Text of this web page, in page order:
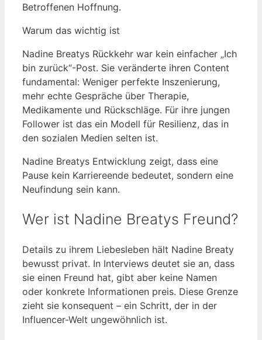
Betroffenen Hoffnung.
Warum das wichtig ist
Nadine Breatys Rückkehr war kein einfacher „Ich
bin zurück“-Post. Sie veränderte ihren Content
fundamental: Weniger perfekte Inszenierung,
mehr echte Gespräche über Therapie,
Medikamente und Rückschläge. Für ihre jungen
Follower ist das ein Modell für Resilienz, das in
den sozialen Medien selten ist.
Nadine Breatys Entwicklung zeigt, dass eine
Pause kein Karriereende bedeutet, sondern eine
Neufindung sein kann.
Wer ist Nadine Breatys Freund?
Details zu ihrem Liebesleben hält Nadine Breaty
bewusst privat. In Interviews deutet sie an, dass
sie einen Freund hat, gibt aber keine Namen
oder konkrete Informationen preis. Diese Grenze
zieht sie konsequent – ein Schritt, der in der
Influencer-Welt ungewöhnlich ist.